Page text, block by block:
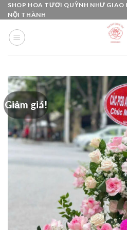
Skip
to
content
SHOP HOA TƯƠI QUỲNH NHƯ GIAO
NỘI THÀNH
Giảm giá!